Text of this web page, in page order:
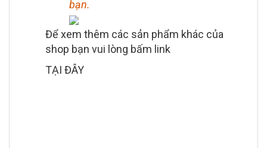
bạn.
Để xem thêm các sản phẩm khác của
shop bạn vui lòng bấm link
TẠI ĐÂY